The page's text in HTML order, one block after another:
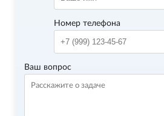
Номер телефона
Ваш вопрос